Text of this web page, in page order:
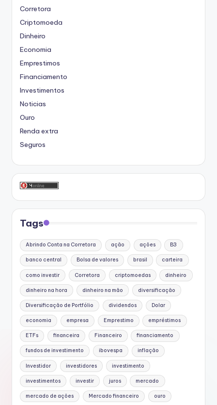
Corretora
Criptomoeda
Dinheiro
Economia
Emprestimos
Financiamento
Investimentos
Noticias
Ouro
Renda extra
Seguros
Tags
Abrindo Conta na Corretora ação ações B3
banco central Bolsa de valores brasil carteira
como investir Corretora criptomoedas dinheiro
dinheiro na hora dinheiro na mão diversificação
Diversificação de Portfólio dividendos Dolar
economia empresa Emprestimo empréstimos
ETFs financeira Financeiro financiamento
fundos de investimento ibovespa inflação
Investidor investidores investimento
investimentos investir juros mercado
mercado de ações Mercado financeiro ouro